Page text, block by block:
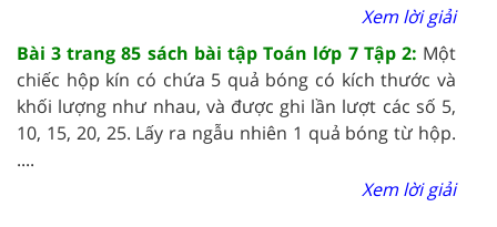
Xem lời giải
Bài 3 trang 85 sách bài tập Toán lớp 7 Tập 2: Một
chiếc hộp kín có chứa 5 quả bóng có kích thước và
khối lượng như nhau, và được ghi lần lượt các số 5,
10, 15, 20, 25. Lấy ra ngẫu nhiên 1 quả bóng từ hộp.
....
Xem lời giải